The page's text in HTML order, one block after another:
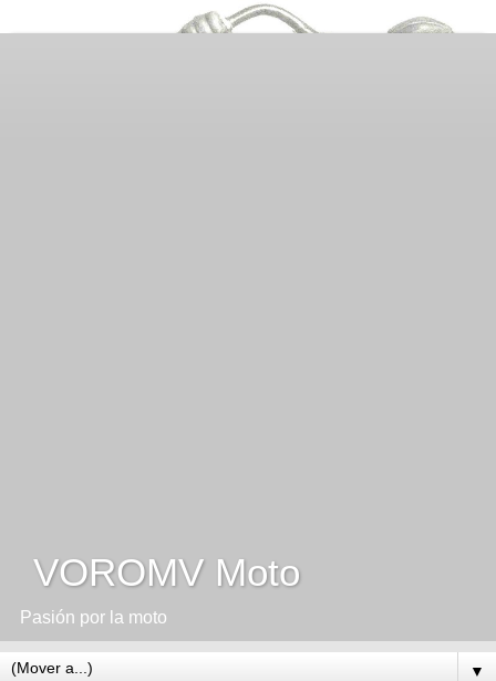
VOROMV Moto
Pasión por la moto
▼